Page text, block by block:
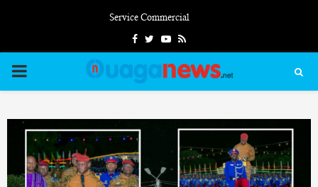
Service Commercial
FacebookTwitterYoutube
Rss
PRIMARY